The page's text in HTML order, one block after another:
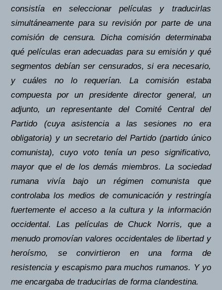
consistía en seleccionar películas y traducirlas
simultáneamente para su revisión por parte de una
comisión de censura. Dicha comisión determinaba
qué películas eran adecuadas para su emisión y qué
segmentos debían ser censurados, si era necesario,
y cuáles no lo requerían. La comisión estaba
compuesta por un presidente director general, un
adjunto, un representante del Comité Central del
Partido (cuya asistencia a las sesiones no era
obligatoria) y un secretario del Partido (partido único
comunista), cuyo voto tenía un peso significativo,
mayor que el de los demás miembros. La sociedad
rumana vivía bajo un régimen comunista que
controlaba los medios de comunicación y restringía
fuertemente el acceso a la cultura y la información
occidental. Las películas de Chuck Norris, que a
menudo promovían valores occidentales de libertad y
heroísmo, se convirtieron en una forma de
resistencia y escapismo para muchos rumanos. Y yo
me encargaba de traducirlas de forma clandestina.